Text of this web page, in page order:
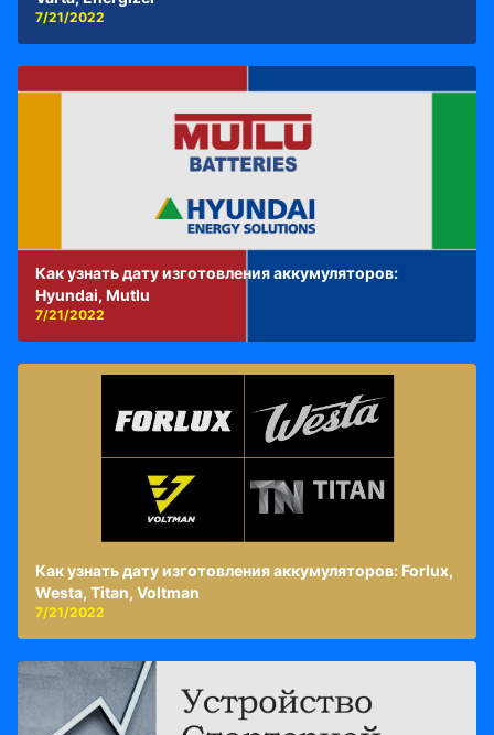
7/21/2022
Как узнать дату изготовления аккумуляторов:
Hyundai, Mutlu
7/21/2022
Как узнать дату изготовления аккумуляторов: Forlux,
Westa, Titan, Voltman
7/21/2022